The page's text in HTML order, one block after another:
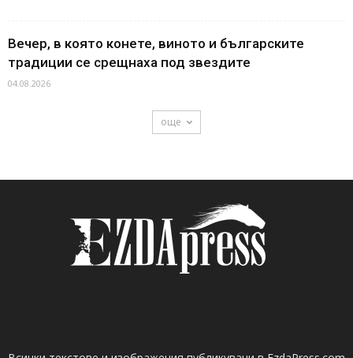
Вечер, в която конете, виното и българските
традиции се срещнаха под звездите
04.08.2026
още